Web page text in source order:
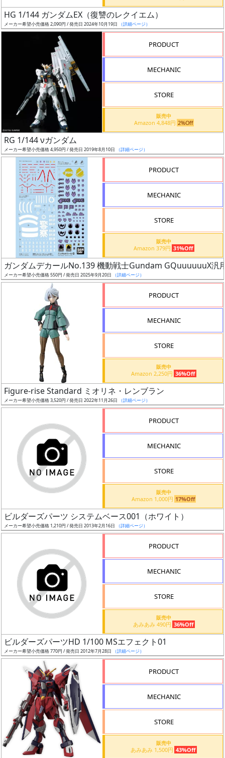
日
発
売
対象
ギ
ャ
ラ
定
予
割
引
店
舗
HG 1/144 ガンダムEX（復讐のレクイエム）
メーカー希望小売価格 2,090円 / 発売日 2024年10月19日 （詳細ページ）
PRODUCT
MECHANIC
STORE
販売中
Amazon 4,848円 2%Off
RG 1/144 νガンダム
メーカー希望小売価格 4,950円 / 発売日 2019年8月10日 （詳細ページ）
PRODUCT
MECHANIC
STORE
販売中
Amazon 379円 31%Off
ガンダムデカールNo.139 機動戦士Gundam GQuuuuuuX汎
メーカー希望小売価格 550円 / 発売日 2025年9月20日 （詳細ページ）
PRODUCT
MECHANIC
STORE
販売中
Amazon 2,250円 36%Off
Figure-rise Standard ミオリネ・レンブラン
メーカー希望小売価格 3,520円 / 発売日 2022年11月26日 （詳細ページ）
PRODUCT
MECHANIC
STORE
販売中
Amazon 1,000円 17%Off
ビルダーズパーツ システムベース001（ホワイト）
メーカー希望小売価格 1,210円 / 発売日 2013年2月16日 （詳細ページ）
PRODUCT
MECHANIC
STORE
販売中
あみあみ 490円 36%Off
ビルダーズパーツHD 1/100 MSエフェクト01
メーカー希望小売価格 770円 / 発売日 2012年7月28日 （詳細ページ）
PRODUCT
MECHANIC
STORE
販売中
あみあみ 1,500円 43%Off